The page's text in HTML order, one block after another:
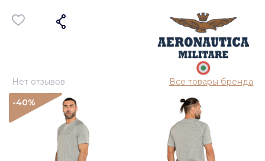
Нет отзывов
Все товары бренда
-40%